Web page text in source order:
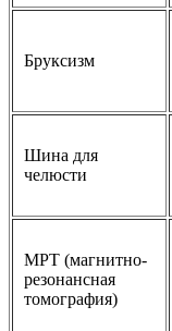
Бруксизм
Шина для
челюсти
МРТ (магнитно-
резонансная
томография)